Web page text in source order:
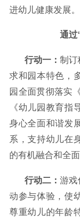
进幼儿健康发展。
通过
行动一： 制
求和园本特色，
园全面贯彻落实
《幼儿园教育
身心全面和谐发
系，支持幼儿在
的有机融合和全面
行动二： 游
动参与体验，使
尊重幼儿的年龄